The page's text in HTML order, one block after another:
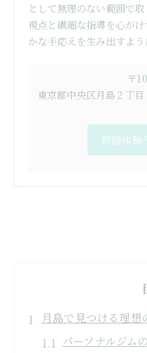
として無理のない範囲で
視点と繊細な指導を心が
かな手応えを生み出すよう
〒
東京都中央区月島２丁
初回体験
月島で見つける理想
パーソナルジム